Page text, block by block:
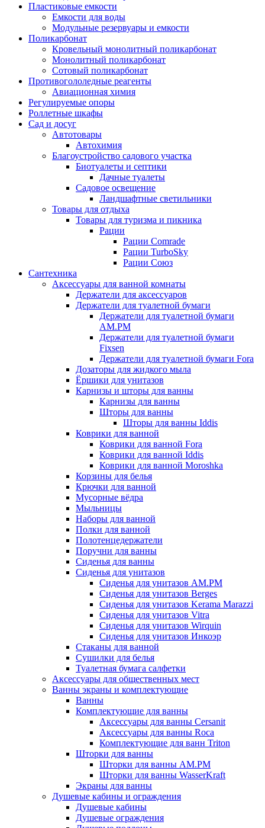
Пластиковые емкости
Емкости для воды
Модульные резервуары и емкости
Поликарбонат
Кровельный монолитный поликарбонат
Монолитный поликарбонат
Сотовый поликарбонат
Противогололедные реагенты
Авиационная химия
Регулируемые опоры
Роллетные шкафы
Сад и досуг
Автотовары
Автохимия
Благоустройство садового участка
Биотуалеты и септики
Дачные туалеты
Садовое освещение
Ландшафтные светильники
Товары для отдыха
Товары для туризма и пикника
Рации
Рации Comrade
Рации TurboSky
Рации Союз
Сантехника
Аксессуары для ванной комнаты
Держатели для аксессуаров
Держатели для туалетной бумаги
Держатели для туалетной бумаги
AM.PM
Держатели для туалетной бумаги
Fixsen
Держатели для туалетной бумаги Fora
Дозаторы для жидкого мыла
Ёршики для унитазов
Карнизы и шторы для ванны
Карнизы для ванны
Шторы для ванны
Шторы для ванны Iddis
Коврики для ванной
Коврики для ванной Fora
Коврики для ванной Iddis
Коврики для ванной Moroshka
Корзины для белья
Крючки для ванной
Мусорные вёдра
Мыльницы
Наборы для ванной
Полки для ванной
Полотенцедержатели
Поручни для ванны
Сиденья для ванны
Сиденья для унитазов
Сиденья для унитазов AM.PM
Сиденья для унитазов Berges
Сиденья для унитазов Kerama Marazzi
Сиденья для унитазов Vitra
Сиденья для унитазов Wirquin
Сиденья для унитазов Инкоэр
Стаканы для ванной
Сушилки для белья
Туалетная бумага салфетки
Аксессуары для общественных мест
Ванны экраны и комплектующие
Ванны
Комплектующие для ванны
Аксессуары для ванны Cersanit
Аксессуары для ванны Roca
Комплектующие для ванн Triton
Шторки для ванны
Шторки для ванны AM.PM
Шторки для ванны WasserKraft
Экраны для ванны
Душевые кабины и ограждения
Душевые кабины
Душевые ограждения